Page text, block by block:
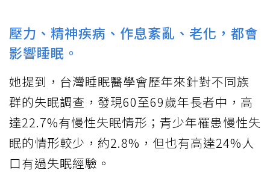
壓力、精神疾病、作息紊亂、老化，都會
影響睡眠。
她提到，台灣睡眠醫學會歷年來針對不同族
群的失眠調查，發現60至69歲年長者中，高
達22.7%有慢性失眠情形；青少年罹患慢性失
眠的情形較少，約2.8%，但也有高達24%人
口有過失眠經驗。